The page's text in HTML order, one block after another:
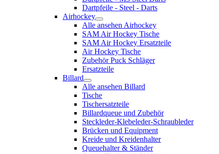
Dartpfeile - Steel - Darts
Airhockey
Alle ansehen Airhockey
SAM Air Hockey Tische
SAM Air Hockey Ersatzteile
Air Hockey Tische
Zubehör Puck Schläger
Ersatzteile
Billard
Alle ansehen Billard
Tische
Tischersatzteile
Billardqueue und Zubehör
Steckleder-Klebeleder-Schraubleder
Brücken und Equipment
Kreide und Kreidenhalter
Queuehalter & Ständer